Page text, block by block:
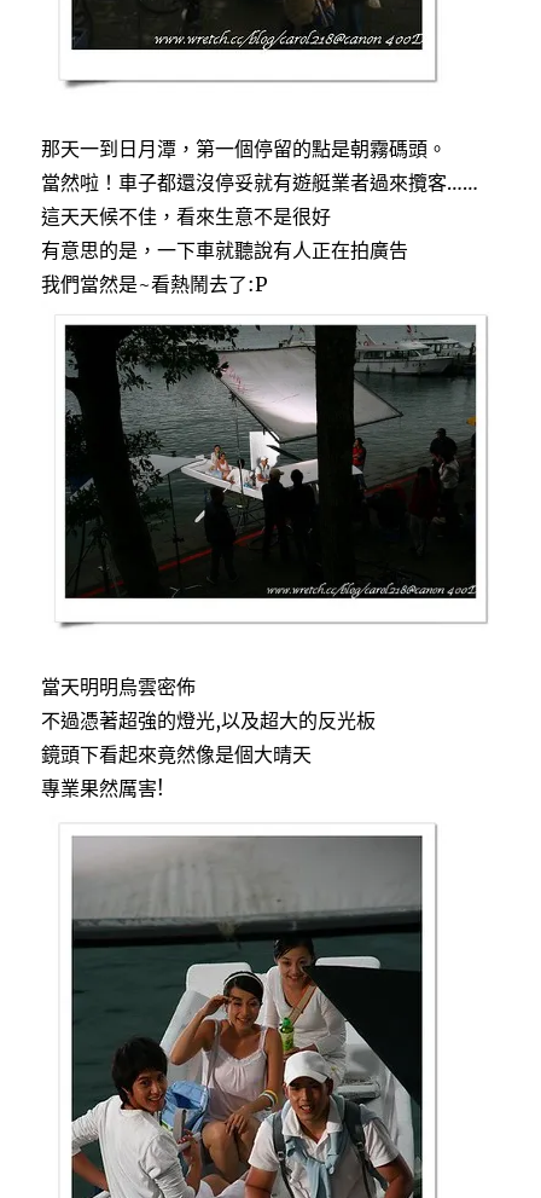
那天一到日月潭，第一個停留的點是朝霧碼頭。
當然啦！車子都還沒停妥就有遊艇業者過來攬客……
這天天候不佳，看來生意不是很好
有意思的是，一下車就聽說有人正在拍廣告
我們當然是~看熱鬧去了:P
當天明明烏雲密佈
不過憑著超強的燈光,以及超大的反光板
鏡頭下看起來竟然像是個大晴天
專業果然厲害!